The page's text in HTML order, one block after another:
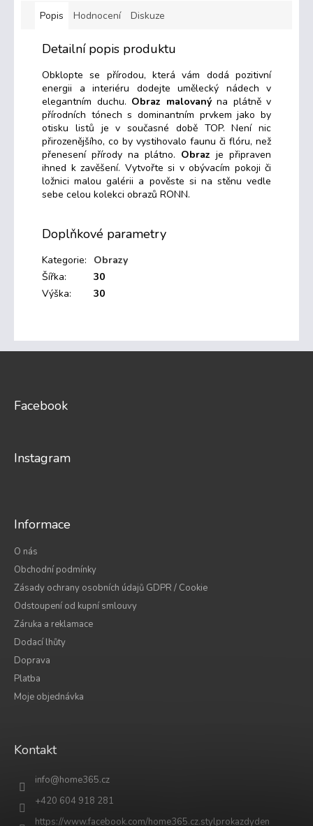
Popis Hodnocení Diskuze
Detailní popis produktu
Obklopte se přírodou, která vám dodá pozitivní
energii a interiéru dodejte umělecký nádech v
elegantním duchu. Obraz malovaný na plátně v
přírodních tónech s dominantním prvkem jako by
otisku listů je v současné době TOP. Není nic
přirozenějšího, co by vystihovalo faunu či flóru, než
přenesení přírody na plátno. Obraz je připraven
ihned k zavěšení. Vytvořte si v obývacím pokoji či
ložnici malou galérii a pověste si na stěnu vedle
sebe celou kolekci obrazů RONN.
Doplňkové parametry
Kategorie:
Obrazy
Šířka:
30
Výška: 30
Z
Facebook
Instagram
Informace
O nás
Obchodní podmínky
Zásady ochrany osobních údajů GDPR / Cookie
Odstoupení od kupní smlouvy
Záruka a reklamace
Dodací lhůty
Doprava
Platba
Moje objednávka
Kontakt
info@home365.cz
+420 604 918 281
https://www.facebook.com/home365.cz.stylprokazdyden